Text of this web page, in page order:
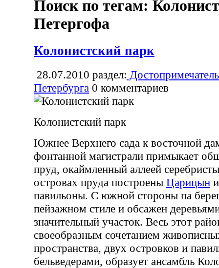
Поиск по тегам:
Петергофа
Колонистский парк
28.07.2010 раздел:
Петербурга 0 комментариев
Колонистский парк
Южнее Верхнего сада к восточной
фонтанной магистрали примыкает
пруд, окаймленный аллеей
островах пруда построены Царицын
павильоны. С южной стороны па
пейзажном стиле и обсажен
значительный участок. Весь этот
своеобразным сочетанием
пространства, двух островков и
бельведерами, образует ансамбль